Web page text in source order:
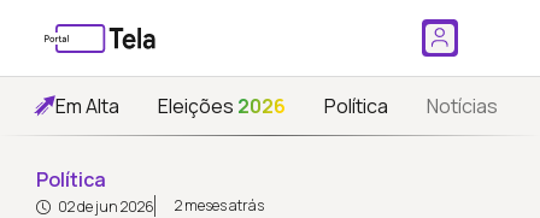
Em Alta Eleições 2026 Política Notícias
Política
02 de jun 2026 2 meses atrás